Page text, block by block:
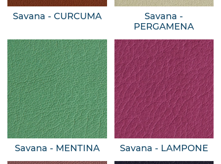
Savana - CURCUMA
Savana -
PERGAMENA
Savana - MENTINA Savana - LAMPONE